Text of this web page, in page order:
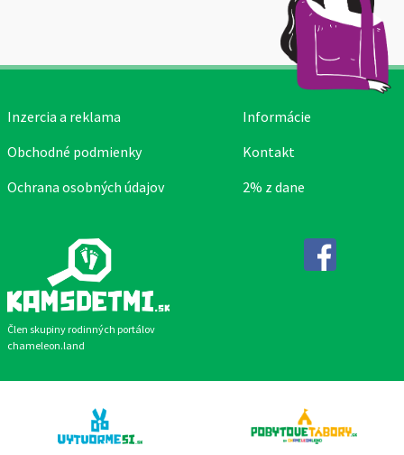
Člen skupiny rodinných portálov
chameleon.land
Inzercia a reklama
Obchodné podmienky
Ochrana osobných údajov
Informácie
Kontakt
2% z dane